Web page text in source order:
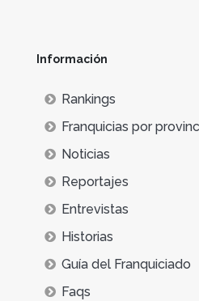
Información
Rankings
Franquicias por
Noticias
Reportajes
Entrevistas
Historias
Guía del Franquiciado
Faqs